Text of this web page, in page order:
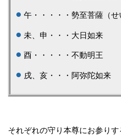
午・・・・・勢至菩薩（せ
未、申・・・大日如来
酉・・・・・不動明王
戌、亥・・・阿弥陀如来
それぞれの守り本尊にお参り